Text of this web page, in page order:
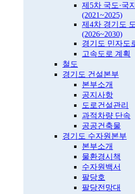
제5차 국도·국
(2021~2025)
제4차 경기도
(2026~2030)
경기도 민자도
고속도로 계획
철도
경기도 건설본부
본부소개
공지사항
도로건설관리
과적차량 단속
공공건축물
경기도 수자원본부
본부소개
물환경시책
수자원백서
팔당호
팔당전망대